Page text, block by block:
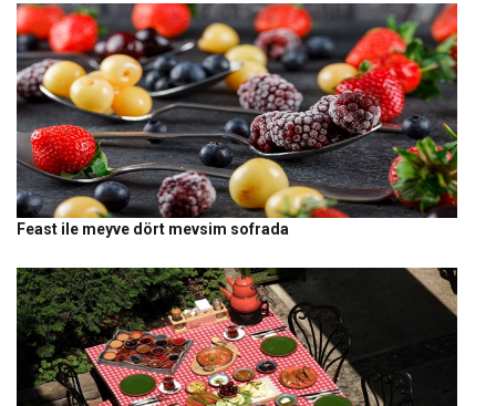
Feast ile meyve dört mevsim sofrada